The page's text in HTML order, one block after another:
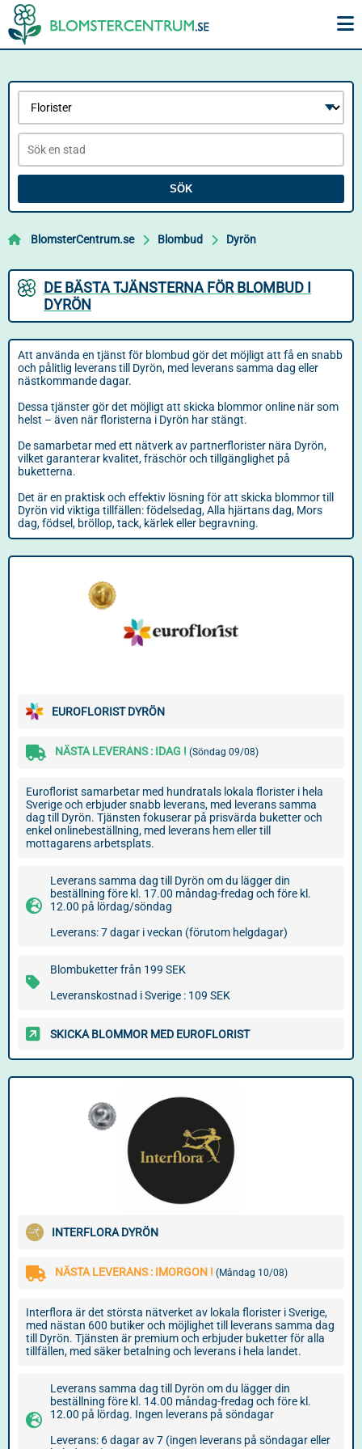
SÖK
BlomsterCentrum.se Blombud Dyrön
DE BÄSTA TJÄNSTERNA FÖR BLOMBUD I
DYRÖN
Att använda en tjänst för blombud gör det möjligt att få en snabb
och pålitlig leverans till Dyrön, med leverans samma dag eller
nästkommande dagar.
Dessa tjänster gör det möjligt att skicka blommor online när som
helst – även när floristerna i Dyrön har stängt.
De samarbetar med ett nätverk av partnerflorister nära Dyrön,
vilket garanterar kvalitet, fräschör och tillgänglighet på
buketterna.
Det är en praktisk och effektiv lösning för att skicka blommor till
Dyrön vid viktiga tillfällen: födelsedag, Alla hjärtans dag, Mors
dag, födsel, bröllop, tack, kärlek eller begravning.
EUROFLORIST DYRÖN
NÄSTA LEVERANS : IDAG ! (Söndag 09/08)
Euroflorist samarbetar med hundratals lokala florister i hela
Sverige och erbjuder snabb leverans, med leverans samma
dag till Dyrön. Tjänsten fokuserar på prisvärda buketter och
enkel onlinebeställning, med leverans hem eller till
mottagarens arbetsplats.
Leverans samma dag till Dyrön om du lägger din
beställning före kl. 17.00 måndag-fredag och före kl.
12.00 på lördag/söndag
Leverans: 7 dagar i veckan (förutom helgdagar)
Blombuketter från 199 SEK
Leveranskostnad i Sverige : 109 SEK
SKICKA BLOMMOR MED EUROFLORIST
INTERFLORA DYRÖN
NÄSTA LEVERANS : IMORGON ! (Måndag 10/08)
Interflora är det största nätverket av lokala florister i Sverige,
med nästan 600 butiker och möjlighet till leverans samma dag
till Dyrön. Tjänsten är premium och erbjuder buketter för alla
tillfällen, med säker betalning och leverans i hela landet.
Leverans samma dag till Dyrön om du lägger din
beställning före kl. 14.00 måndag-fredag och före kl.
12.00 på lördag. Ingen leverans på söndagar
Leverans: 6 dagar av 7 (ingen leverans på söndagar eller